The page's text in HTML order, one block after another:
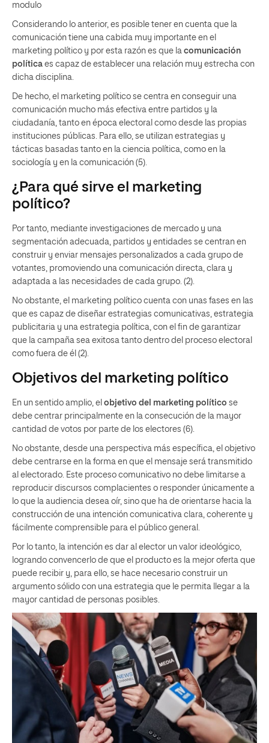
modulo
Considerando lo anterior, es posible tener en cuenta que la
comunicación tiene una cabida muy importante en el
marketing político y por esta razón es que la comunicación
política es capaz de establecer una relación muy estrecha con
dicha disciplina.
De hecho, el marketing político se centra en conseguir una
comunicación mucho más efectiva entre partidos y la
ciudadanía, tanto en época electoral como desde las propias
instituciones públicas. Para ello, se utilizan estrategias y
tácticas basadas tanto en la ciencia política, como en la
sociología y en la comunicación (5).
¿Para qué sirve el marketing
político?
Por tanto, mediante investigaciones de mercado y una
segmentación adecuada, partidos y entidades se centran en
construir y enviar mensajes personalizados a cada grupo de
votantes, promoviendo una comunicación directa, clara y
adaptada a las necesidades de cada grupo. (2).
No obstante, el marketing político cuenta con unas fases en las
que es capaz de diseñar estrategias comunicativas, estrategia
publicitaria y una estrategia política, con el fin de garantizar
que la campaña sea exitosa tanto dentro del proceso electoral
como fuera de él (2).
Objetivos del marketing político
En un sentido amplio, el objetivo del marketing político se
debe centrar principalmente en la consecución de la mayor
cantidad de votos por parte de los electores (6).
No obstante, desde una perspectiva más específica, el objetivo
debe centrarse en la forma en que el mensaje será transmitido
al electorado. Este proceso comunicativo no debe limitarse a
reproducir discursos complacientes o responder únicamente a
lo que la audiencia desea oír, sino que ha de orientarse hacia la
construcción de una intención comunicativa clara, coherente y
fácilmente comprensible para el público general.
Por lo tanto, la intención es dar al elector un valor ideológico,
logrando convencerlo de que el producto es la mejor oferta que
puede recibir y, para ello, se hace necesario construir un
argumento sólido con una estrategia que le permita llegar a la
mayor cantidad de personas posibles.